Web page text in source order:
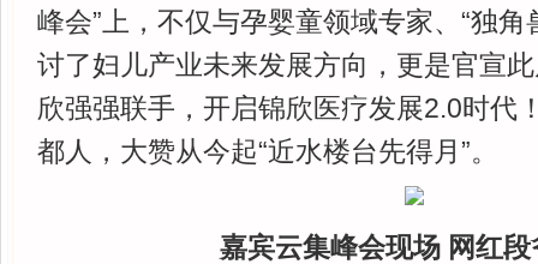
峰会”上，不仅与孕婴童领域专家、“独角
讨了妇儿产业未来发展方向，更是官宣
欣强强联手，开启锦欣医疗发展2.0时代
都人，大赞从今起“近水楼台先得月”。
嘉宾云集峰会现场 网红